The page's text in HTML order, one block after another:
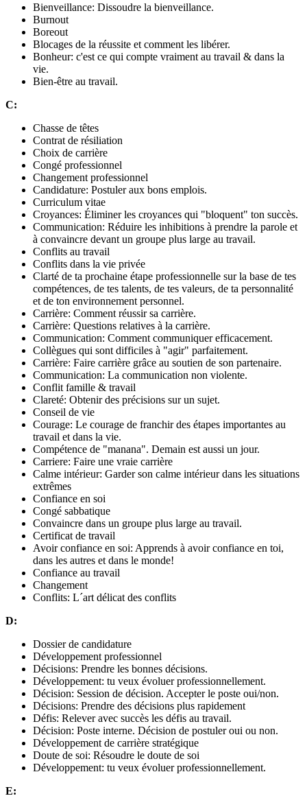
Bienveillance: Dissoudre la bienveillance.
Burnout
Boreout
Blocages de la réussite et comment les libérer.
Bonheur: c'est ce qui compte vraiment au travail & dans la
vie.
Bien-être au travail.
C:
Chasse de têtes
Contrat de résiliation
Choix de carrière
Congé professionnel
Changement professionnel
Candidature: Postuler aux bons emplois.
Curriculum vitae
Croyances: Éliminer les croyances qui "bloquent" ton succès.
Communication: Réduire les inhibitions à prendre la parole et
à convaincre devant un groupe plus large au travail.
Conflits au travail
Conflits dans la vie privée
Clarté de ta prochaine étape professionnelle sur la base de tes
compétences, de tes talents, de tes valeurs, de ta personnalité
et de ton environnement personnel.
Carrière: Comment réussir sa carrière.
Carrière: Questions relatives à la carrière.
Communication: Comment communiquer efficacement.
Collègues qui sont difficiles à "agir" parfaitement.
Carrière: Faire carrière grâce au soutien de son partenaire.
Communication: La communication non violente.
Conflit famille & travail
Clareté: Obtenir des précisions sur un sujet.
Conseil de vie
Courage: Le courage de franchir des étapes importantes au
travail et dans la vie.
Compétence de "manana". Demain est aussi un jour.
Carriere: Faire une vraie carrière
Calme intérieur: Garder son calme intérieur dans les situations
extrêmes
Confiance en soi
Congé sabbatique
Convaincre dans un groupe plus large au travail.
Certificat de travail
Avoir confiance en soi: Apprends à avoir confiance en toi,
dans les autres et dans le monde!
Confiance au travail
Changement
Conflits: L´art délicat des conflits
D:
Dossier de candidature
Développement professionnel
Décisions: Prendre les bonnes décisions.
Développement: tu veux évoluer professionnellement.
Décision: Session de décision. Accepter le poste oui/non.
Décisions: Prendre des décisions plus rapidement
Défis: Relever avec succès les défis au travail.
Décision: Poste interne. Décision de postuler oui ou non.
Développement de carrière stratégique
Doute de soi: Résoudre le doute de soi
Développement: tu veux évoluer professionnellement.
E: